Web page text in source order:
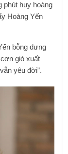
phút huy hoàng
Hoàng Yến
bỗng dưng
gió xuất
yêu đời”.